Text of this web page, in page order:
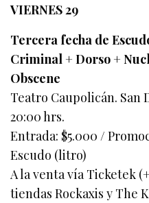
VIERNES 29
Tercera fecha de
Criminal + Dorso +
Obscene
Teatro Caupolicán. San
20:00 hrs.
Entrada: $5.000 /
Escudo (litro)
A la venta vía Ticketek
tiendas Rockaxis y The